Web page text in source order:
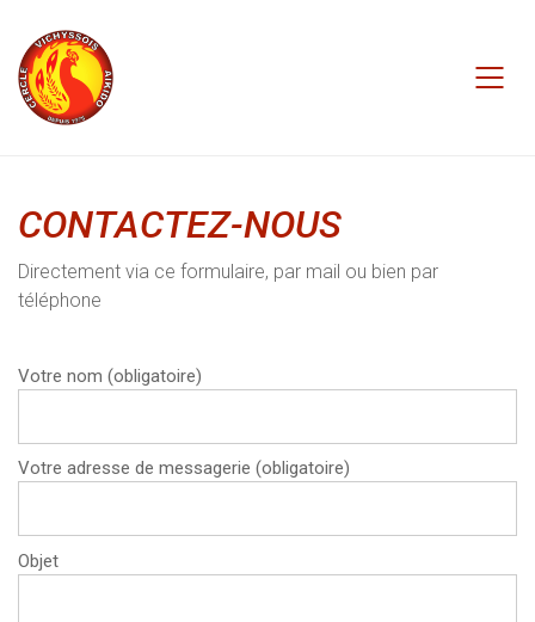
CONTACTEZ-NOUS
Directement via ce formulaire, par mail ou bien par
téléphone
Votre nom (obligatoire)
Votre adresse de messagerie (obligatoire)
Objet